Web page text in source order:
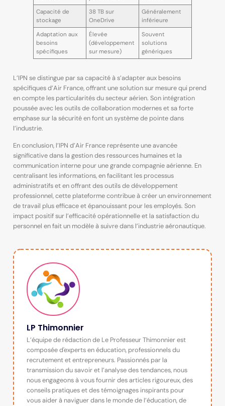
Capacité de
stockage
38 TB sur
OneDrive
Généralement
inférieure
Adaptation aux
besoins
spécifiques
Élevée
(développement
sur mesure)
Souvent
solutions
génériques
L’IPN se distingue par sa capacité à s’adapter aux besoins
spécifiques d’Air France, offrant une solution sur mesure qui prend
en compte les particularités du secteur aérien. Son intégration
poussée avec les outils de collaboration modernes et sa forte
emphase sur la sécurité en font un système de pointe dans
l’industrie.
En conclusion, l’IPN d’Air France représente une avancée
significative dans la gestion des ressources humaines et la
communication interne pour une grande compagnie aérienne. En
centralisant les informations, en facilitant les processus
administratifs et en offrant des outils de développement
professionnel, cette plateforme contribue à créer un environnement
de travail plus efficace et épanouissant pour les employés. Son
impact positif sur l’efficacité opérationnelle et la satisfaction du
personnel en fait un modèle à suivre dans l’industrie aéronautique.
LP Thimonnier
L’équipe de rédaction de Le Professeur Thimonnier est
composée d'experts en éducation, professionnels du
recrutement et entrepreneurs. Passionnés par la
transmission du savoir et l’analyse des tendances, nous
nous engageons à vous fournir des articles rigoureux, des
conseils pratiques et des témoignages inspirants pour
vous aider à naviguer dans le monde de l’éducation, de